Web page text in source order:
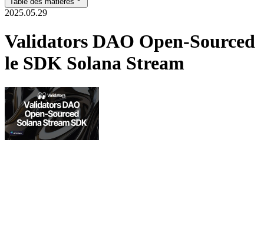
2025.05.29
Validators DAO Open-Sourced
le SDK Solana Stream